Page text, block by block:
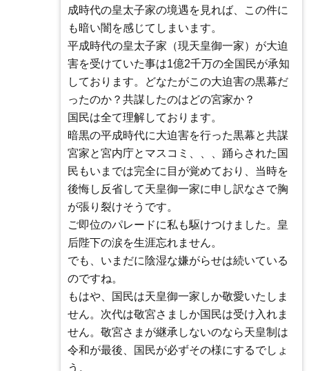
成時代の皇太子家の境遇を見れば、この件に
も暗い闇を感じてしまいます。
平成時代の皇太子家（現天皇御一家）が大迫
害を受けていた事は1億2千万の全国民が承知
しております。どなたがこの大迫害の黒幕だ
ったのか？共謀したのはどの宮家か？
国民は全て理解しております。
暗黒の平成時代に大迫害を行った黒幕と共謀
宮家と宮内庁とマスコミ、、、踊らされた国
民もいまでは完全に目が覚めており、当時を
後悔し反省して天皇御一家に申し訳なさで胸
が張り裂けそうです。
ご即位のパレードに私も駆けつけました。皇
后陛下の涙を生涯忘れません。
でも、いまだに陰湿な嫌がらせは続いている
のですね。
もはや、国民は天皇御一家しか敬愛いたしま
せん。次代は敬宮さましか国民は受け入れま
せん。敬宮さまが継承しないのなら天皇制は
令和が最後、国民が必ずその様にするでしょ
う。